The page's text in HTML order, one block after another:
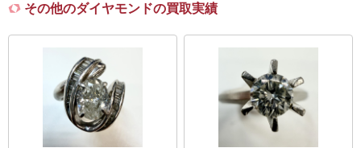
その他のダイヤモンドの買取実績